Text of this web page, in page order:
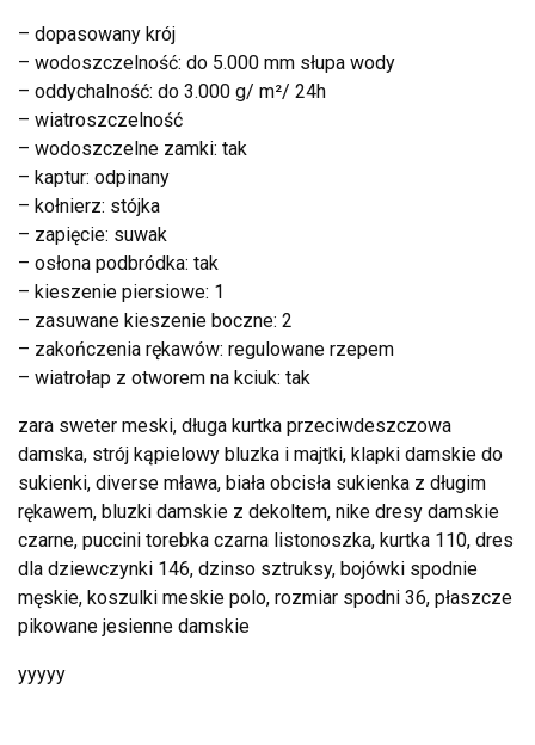
– dopasowany krój
– wodoszczelność: do 5.000 mm słupa wody
– oddychalność: do 3.000 g/ m²/ 24h
– wiatroszczelność
– wodoszczelne zamki: tak
– kaptur: odpinany
– kołnierz: stójka
– zapięcie: suwak
– osłona podbródka: tak
– kieszenie piersiowe: 1
– zasuwane kieszenie boczne: 2
– zakończenia rękawów: regulowane rzepem
– wiatrołap z otworem na kciuk: tak
zara sweter meski, długa kurtka przeciwdeszczowa
damska, strój kąpielowy bluzka i majtki, klapki damskie do
sukienki, diverse mława, biała obcisła sukienka z długim
rękawem, bluzki damskie z dekoltem, nike dresy damskie
czarne, puccini torebka czarna listonoszka, kurtka 110, dres
dla dziewczynki 146, dzinso sztruksy, bojówki spodnie
męskie, koszulki meskie polo, rozmiar spodni 36, płaszcze
pikowane jesienne damskie
yyyyy